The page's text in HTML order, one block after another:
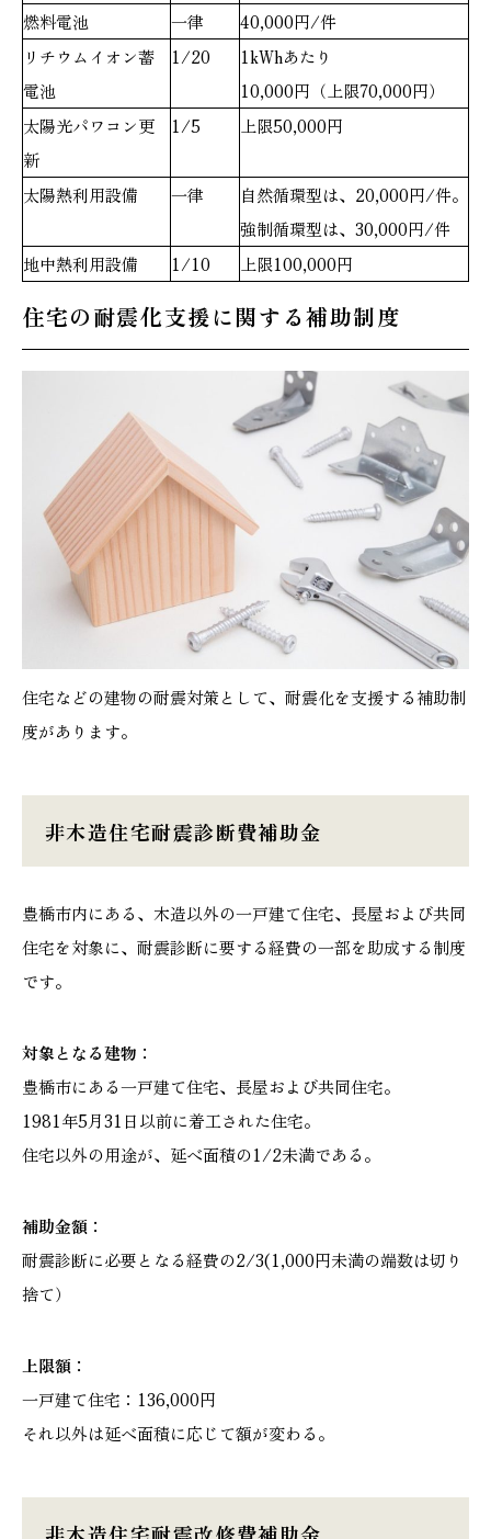
燃料電池
一律
40,000円/件
リチウムイオン蓄
電池
1/20
1kWhあたり
10,000円（上限70,000円）
太陽光パワコン更
新
1/5 上限50,000円
太陽熱利用設備 一律
自然循環型は、20,000円/件。
強制循環型は、30,000円/件
地中熱利用設備
1/10 上限100,000円
住宅の耐震化支援に関する補助制度
住宅などの建物の耐震対策として、耐震化を支援する補助制
度があります。
非木造住宅耐震診断費補助金
豊橋市内にある、木造以外の一戸建て住宅、長屋および共同
住宅を対象に、耐震診断に要する経費の一部を助成する制度
です。
対象となる建物：
豊橋市にある一戸建て住宅、長屋および共同住宅。
1981年5月31日以前に着工された住宅。
住宅以外の用途が、延べ面積の1/2未満である。
補助金額：
耐震診断に必要となる経費の2/3(1,000円未満の端数は切り
捨て）
上限額：
一戸建て住宅：136,000円
それ以外は延べ面積に応じて額が変わる。